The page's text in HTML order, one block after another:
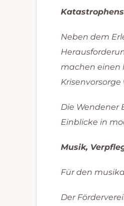
Neben dem
machen einen
Die Wendener
Einblicke in
Musik,
Für den
Der